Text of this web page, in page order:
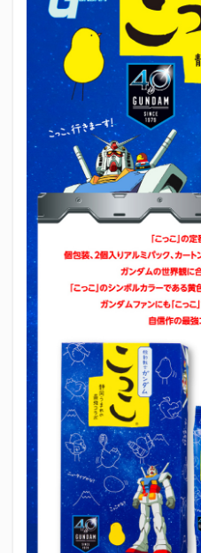
アスルクラロ沼津
アビ
イカゲーム
インチキお
エスパルス登山部
エル
カップヌードル
カツオ
ガンダム
キンミヤ
サウナしきじ
サガン鳥
サッポロ黒ラベル
サン
ジェフユナイテッド市原・千
セレッソ大阪
ダーツ
バリ勝男クン。
パルち
ビックボンバーズ
ビッ
ベアードビール
ベルテ
リベロ
ヴィッセル神戸
三和酒造
三和酒造場
三遠ネオフェニックス
伊東市
伊藤食品
初亀
初亀醸造 勉
吉田義元
名古屋グラン
呼び込み君
喜久酔
埼玉西武ライオンズ
堀